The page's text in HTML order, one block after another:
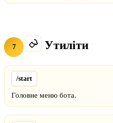
7 Утиліти
/start
Головне меню бота.